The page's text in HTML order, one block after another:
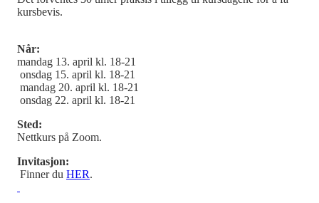
kursbevis.
Når:
mandag 13. april kl. 18-21
onsdag 15. april kl. 18-21
mandag 20. april kl. 18-21
onsdag 22. april kl. 18-21
Sted:
Nettkurs på Zoom.
Invitasjon:
Finner du HER.